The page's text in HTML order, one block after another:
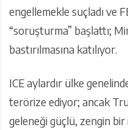
engellemekle suçladı ve
“soruşturma” başlattı;
bastırılmasına katılıyor.
ICE aylardır ülke
terörize ediyor; ancak
geleneği güçlü, zengin